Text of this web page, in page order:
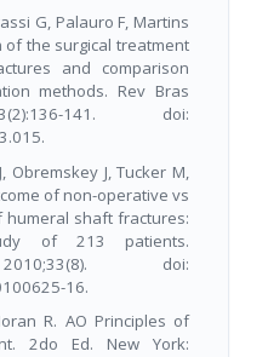
G, Palauro F, Martins
of the surgical treatment
and comparison
methods. Rev Bras
141. doi:
Obremskey J, Tucker M,
of non-operative vs
shaft fractures:
of 213 patients.
doi:
16.
R. AO Principles of
2do Ed. New York: